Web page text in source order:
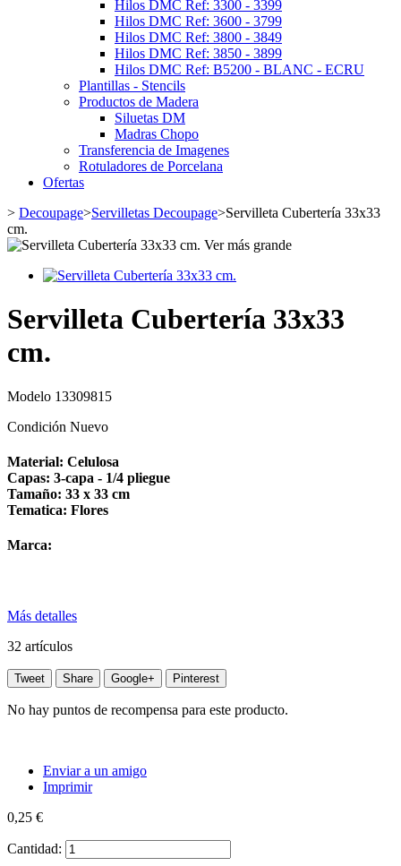
Hilos DMC Ref: 3300 - 3399
Hilos DMC Ref: 3600 - 3799
Hilos DMC Ref: 3800 - 3849
Hilos DMC Ref: 3850 - 3899
Hilos DMC Ref: B5200 - BLANC - ECRU
Plantillas - Stencils
Productos de Madera
Siluetas DM
Madras Chopo
Transferencia de Imagenes
Rotuladores de Porcelana
Ofertas
> Decoupage>Servilletas Decoupage>Servilleta Cubertería 33x33
cm.
Ver más grande
Servilleta Cubertería 33x33
cm.
Modelo 13309815
Condición Nuevo
Material: Celulosa
Capas: 3-capa - 1/4 pliegue
Tamaño: 33 x 33 cm
Tematica: Flores
Marca:
Más detalles
32 artículos
Tweet Share Google+ Pinterest
No hay puntos de recompensa para este producto.
Enviar a un amigo
Imprimir
0,25 €
Cantidad: